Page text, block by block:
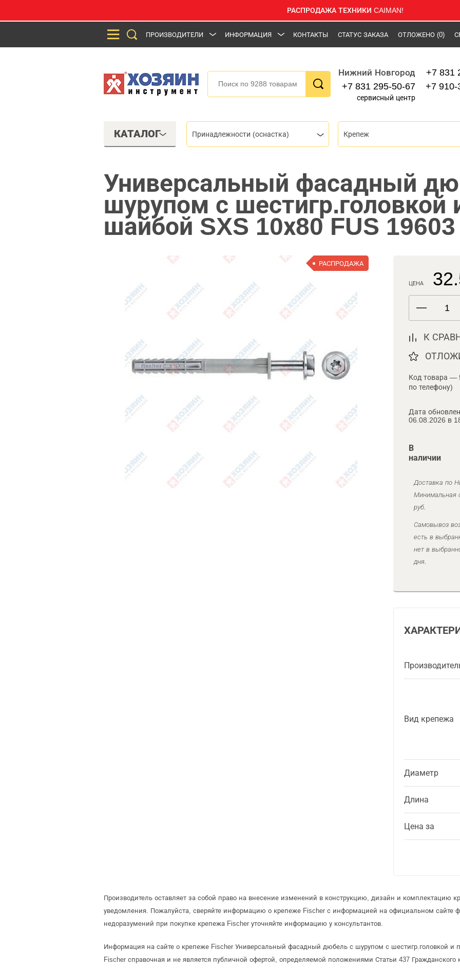
РАСПРОДАЖА ТЕХНИКИ CAIMAN!
ПРОИЗВОДИТЕЛИ ИНФОРМАЦИЯ КОНТАКТЫ СТАТУС ЗАКАЗА ОТЛОЖЕНО (0)
Нижний Новгород
+7 831 295-50-67
сервисный центр
+7 831
+7 910-
КАТАЛОГ Принадлежности (оснастка) Крепеж
Универсальный фасадный
шурупом с шестигр.головкой
шайбой SXS 10х80 FUS
РАСПРОДАЖА
ЦЕНА
К
Код товара —
по телефону)
Дата
06.08.2026 в
В
наличии
Доставка по
Минимальная
руб.
Самовывоз
есть в
нет в
дня.
Вид крепежа
Диаметр
Длина
Цена за
Производитель оставляет за собой право на внесение изменений в конструкцию, дизайн и комплектацию
уведомления. Пожалуйста, сверяйте информацию о крепеже Fischer с информацией на официальном сайте
недоразумений при покупке крепежа Fischer уточняйте информацию у консультантов.
Информация на сайте о крепеже Fischer Универсальный фасадный дюбель с шурупом с шестигр.головкой и
Fischer справочная и не является публичной офертой, определяемой положениями Статьи 437 Гражданского